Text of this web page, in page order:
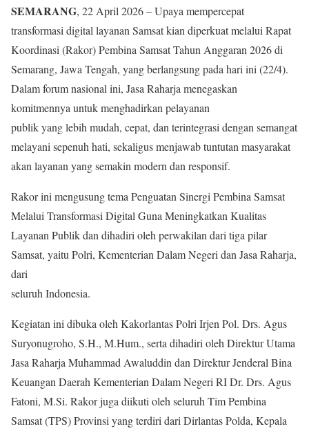
SEMARANG, 22 April 2026 – Upaya mempercepat
transformasi digital layanan Samsat kian diperkuat melalui Rapat
Koordinasi (Rakor) Pembina Samsat Tahun Anggaran 2026 di
Semarang, Jawa Tengah, yang berlangsung pada hari ini (22/4).
Dalam forum nasional ini, Jasa Raharja menegaskan
komitmennya untuk menghadirkan pelayanan
publik yang lebih mudah, cepat, dan terintegrasi dengan semangat
melayani sepenuh hati, sekaligus menjawab tuntutan masyarakat
akan layanan yang semakin modern dan responsif.
Rakor ini mengusung tema Penguatan Sinergi Pembina Samsat
Melalui Transformasi Digital Guna Meningkatkan Kualitas
Layanan Publik dan dihadiri oleh perwakilan dari tiga pilar
Samsat, yaitu Polri, Kementerian Dalam Negeri dan Jasa Raharja,
dari
seluruh Indonesia.
Kegiatan ini dibuka oleh Kakorlantas Polri Irjen Pol. Drs. Agus
Suryonugroho, S.H., M.Hum., serta dihadiri oleh Direktur Utama
Jasa Raharja Muhammad Awaluddin dan Direktur Jenderal Bina
Keuangan Daerah Kementerian Dalam Negeri RI Dr. Drs. Agus
Fatoni, M.Si. Rakor juga diikuti oleh seluruh Tim Pembina
Samsat (TPS) Provinsi yang terdiri dari Dirlantas Polda, Kepala